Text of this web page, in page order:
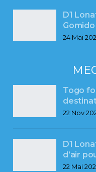
D1
Gomido
24 Mai
Togo
22 Nov
D1
d’air
22 Mai